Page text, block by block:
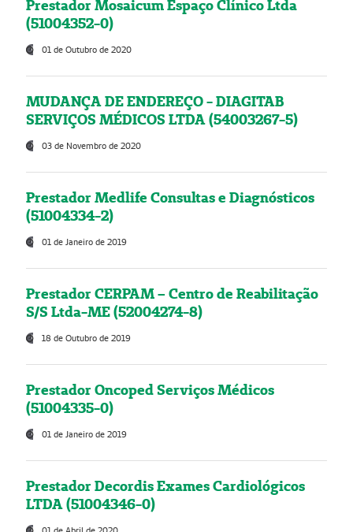
Prestador Mosaicum Espaço Clínico Ltda
(51004352-0)
01 de Outubro de 2020
MUDANÇA DE ENDEREÇO - DIAGITAB
SERVIÇOS MÉDICOS LTDA (54003267-5)
03 de Novembro de 2020
Prestador Medlife Consultas e Diagnósticos
(51004334-2)
01 de Janeiro de 2019
Prestador CERPAM – Centro de Reabilitação
S/S Ltda-ME (52004274-8)
18 de Outubro de 2019
Prestador Oncoped Serviços Médicos
(51004335-0)
01 de Janeiro de 2019
Prestador Decordis Exames Cardiológicos
LTDA (51004346-0)